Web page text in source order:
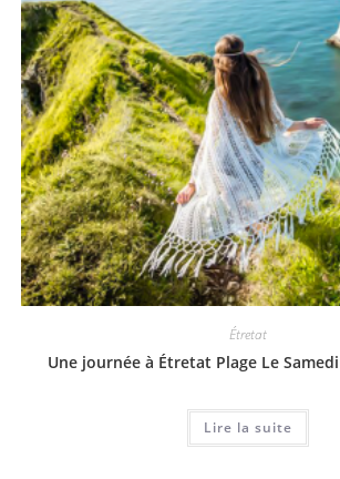
Étretat
Une journée à Étretat Plage Le
Lire la suite